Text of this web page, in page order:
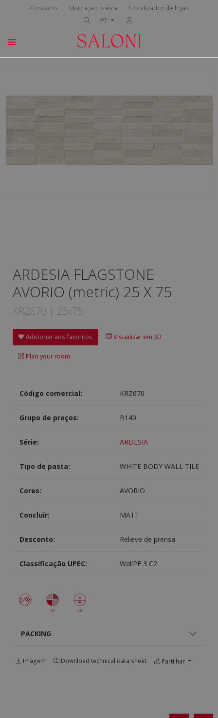
Contacto Marcação prévia
Localizador de lojas
PT
ARDESIA FLAGSTONE
AVORIO (metric) 25 X 75
KRZ670 | 25x75
Adicionar aos favoritos Visualizar em 3D
Plan your room
Código comercial: KRZ670
Grupo de preços: B140
Série: ARDESIA
Tipo de pasta: WHITE BODY WALL TILE
Cores: AVORIO
Concluir: MATT
Desconto: Relieve de prensa
Classificação UPEC: WallPE 3 C2
PACKING
Imagem Download technical data sheet Partilhar